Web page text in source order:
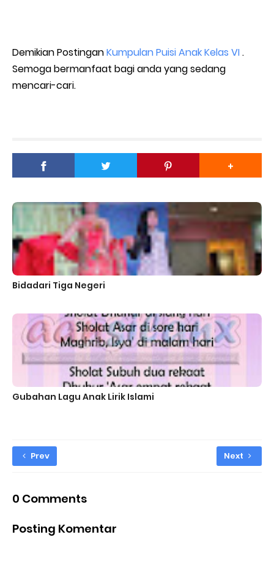
Demikian PostinganKumpulan Puisi Anak Kelas VI.
Semoga bermanfaat bagi anda yang sedang
mencari-cari.
Bidadari Tiga Negeri
Gubahan Lagu Anak Lirik Islami
Prev Next
0 Comments
Posting Komentar